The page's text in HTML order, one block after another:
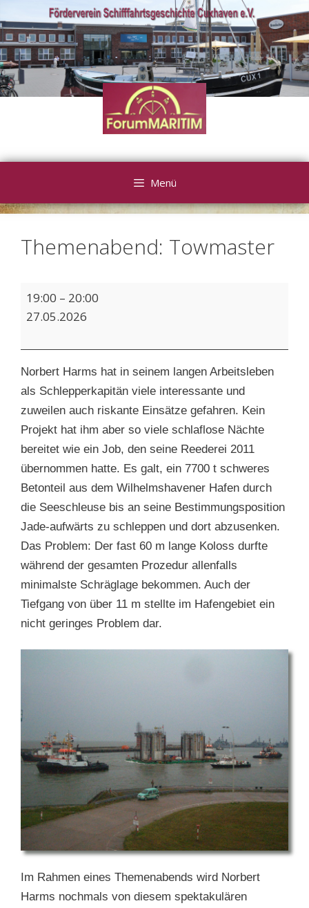
Inhalt
springen
Menü
Themenabend: Towmaster
Themenabend:
Towmaster
19:00 – 20:00
27.05.2026
Norbert Harms hat in seinem langen Arbeitsleben
als Schlepperkapitän viele interessante und
zuweilen auch riskante Einsätze gefahren. Kein
Projekt hat ihm aber so viele schlaflose Nächte
bereitet wie ein Job, den seine Reederei 2011
übernommen hatte. Es galt, ein 7700 t schweres
Betonteil aus dem Wilhelmshavener Hafen durch
die Seeschleuse bis an seine Bestimmungsposition
Jade-aufwärts zu schleppen und dort abzusenken.
Das Problem: Der fast 60 m lange Koloss durfte
während der gesamten Prozedur allenfalls
minimalste Schräglage bekommen. Auch der
Tiefgang von über 11 m stellte im Hafengebiet ein
nicht geringes Problem dar.
Im Rahmen eines Themenabends wird Norbert
Harms nochmals von diesem spektakulären